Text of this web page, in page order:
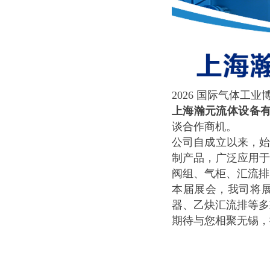
2026 国际气体工业
上海瀚元流体设备
谈合作商机。
公司自成立以来，
制产品，广泛应用
阀组、气柜、汇流
本届展会，我司将
器、乙炔汇流排等
期待与您相聚无锡